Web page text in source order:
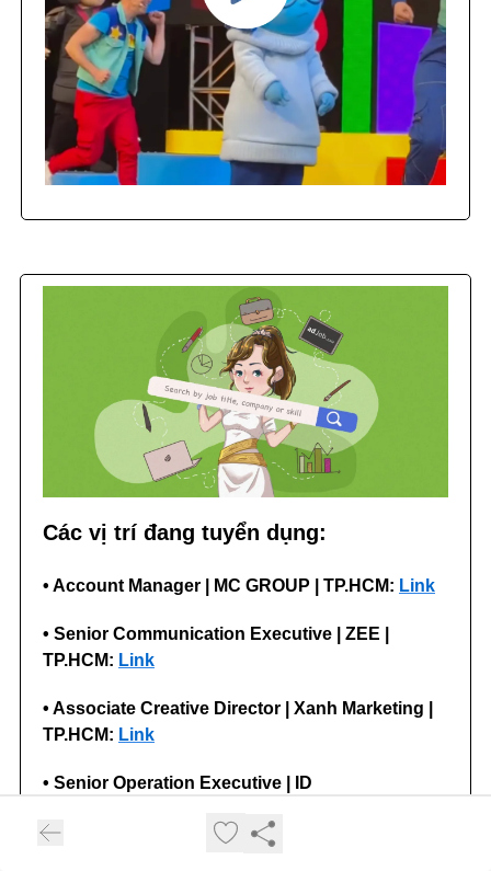
Các vị trí đang tuyển dụng:
• Account Manager | MC GROUP | TP.HCM: Link
• Senior Communication Executive | ZEE |
TP.HCM: Link
• Associate Creative Director | Xanh Marketing |
TP.HCM: Link
• Senior Operation Executive | ID